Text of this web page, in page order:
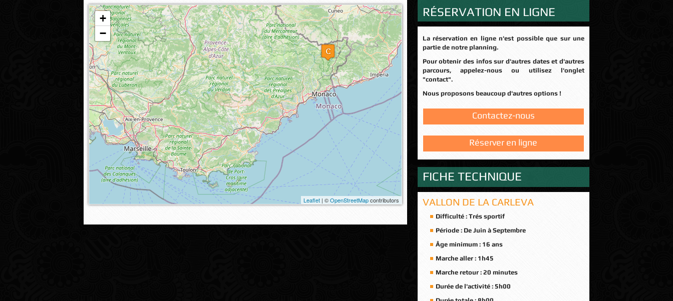
Veuillez patienter pendant le chargement de la carte...
+
−
Leaflet | ©OpenStreetMapcontributors
RÉSERVATION EN LIGNE
La réservation en ligne n'est possible que sur une
partie de notre planning.
Pour obtenir des infos sur d'autres dates et d'autres
parcours, appelez-nous ou utilisez l'onglet
"contact".
Nous proposons beaucoup d'autres options !
Contactez-nous
Réserver en ligne
FICHE TECHNIQUE
VALLON DE LA CARLEVA
Difficulté : Trés sportif
Période : De Juin à Septembre
Âge minimum : 16 ans
Marche aller : 1h45
Marche retour : 20 minutes
Durée de l'activité : 5h00